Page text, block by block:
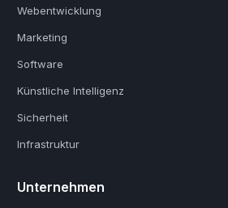
Webentwicklung
Marketing
Software
Künstliche Intelligenz
Sicherheit
Infrastruktur
Unternehmen